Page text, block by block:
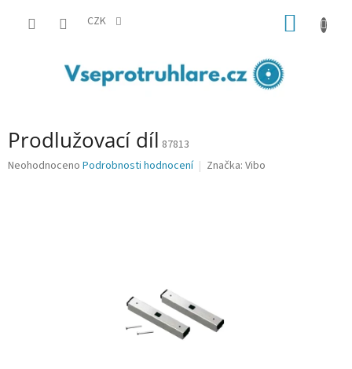
CZK
Prodlužovací díl 87813
Průměrné
Neohodnoceno Podrobnosti hodnocení Značka: Vibo